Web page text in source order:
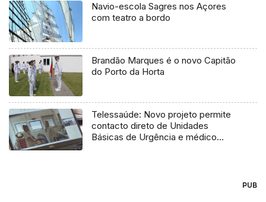
Navio-escola Sagres nos Açores
com teatro a bordo
Brandão Marques é o novo Capitão
do Porto da Horta
Telessaúde: Novo projeto permite
contacto direto de Unidades
Básicas de Urgência e médico
PUB